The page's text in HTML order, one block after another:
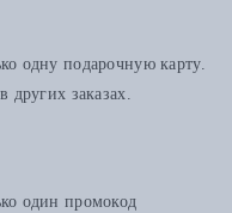
одну подарочную карту.
других заказах.
один промокод